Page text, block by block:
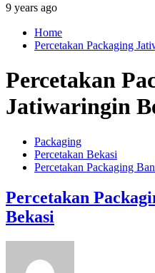
9 years ago
Home
Percetakan Packaging
Percetakan
Jatiwaringin
Packaging
Percetakan Bekasi
Percetakan Packaging
Percetakan
Bekasi